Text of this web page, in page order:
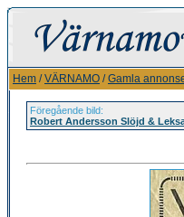
Hem /VÄRNAMO /Gamla
Föregående bild:
Robert Andersson Slöjd &